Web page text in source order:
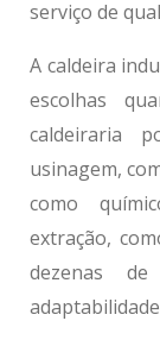
serviço de
A caldeira
escolhas
caldeiraria
usinagem,
como
extração,
dezenas